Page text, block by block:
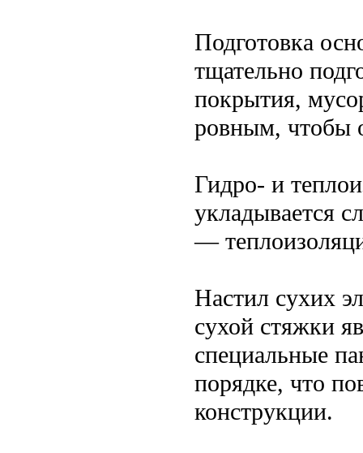
Подготовка
тщательно
покрытия,
ровным, чтобы
Гидро- и
укладывается
—
Настил сухих
сухой стяжки
специальные
порядке, что
конструкции.